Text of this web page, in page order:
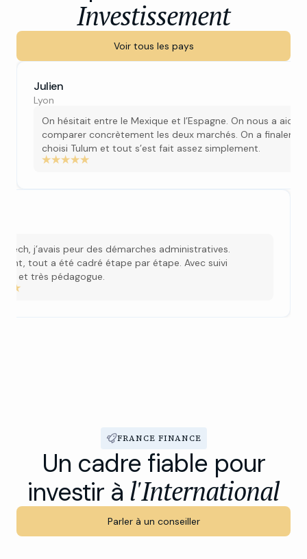
Investissement
Voir tous les pays
Julien
Lyon
On hésitait entre le Mexique et l’Espagne. On nous a aidés
comparer concrètement les deux marchés. On a
choisi Tulum et tout s’est fait assez simplement.
j’avais peur des démarches administratives.
tout a été cadré étape par étape. Avec suivi
et très pédagogue.
FRANCE FINANCE
Un cadre fiable pour
investir à l'International
Parler à un conseiller